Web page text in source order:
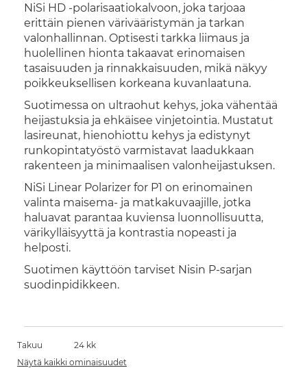
NiSi HD -polarisaatiokalvoon, joka tarjoaa
erittäin pienen värivääristymän ja tarkan
valonhallinnan. Optisesti tarkka liimaus ja
huolellinen hionta takaavat erinomaisen
tasaisuuden ja rinnakkaisuuden, mikä näkyy
poikkeuksellisen korkeana kuvanlaatuna.
Suotimessa on ultraohut kehys, joka vähentää
heijastuksia ja ehkäisee vinjetointia. Mustatut
lasireunat, hienohiottu kehys ja edistynyt
runkopintatyöstö varmistavat laadukkaan
rakenteen ja minimaalisen valonheijastuksen.
NiSi Linear Polarizer for P1 on erinomainen
valinta maisema- ja matkakuvaajille, jotka
haluavat parantaa kuviensa luonnollisuutta,
värikylläisyyttä ja kontrastia nopeasti ja
helposti.
Suotimen käyttöön tarviset Nisin P-sarjan
suodinpidikkeen.
Takuu
24 kk
Näytä kaikki ominaisuudet